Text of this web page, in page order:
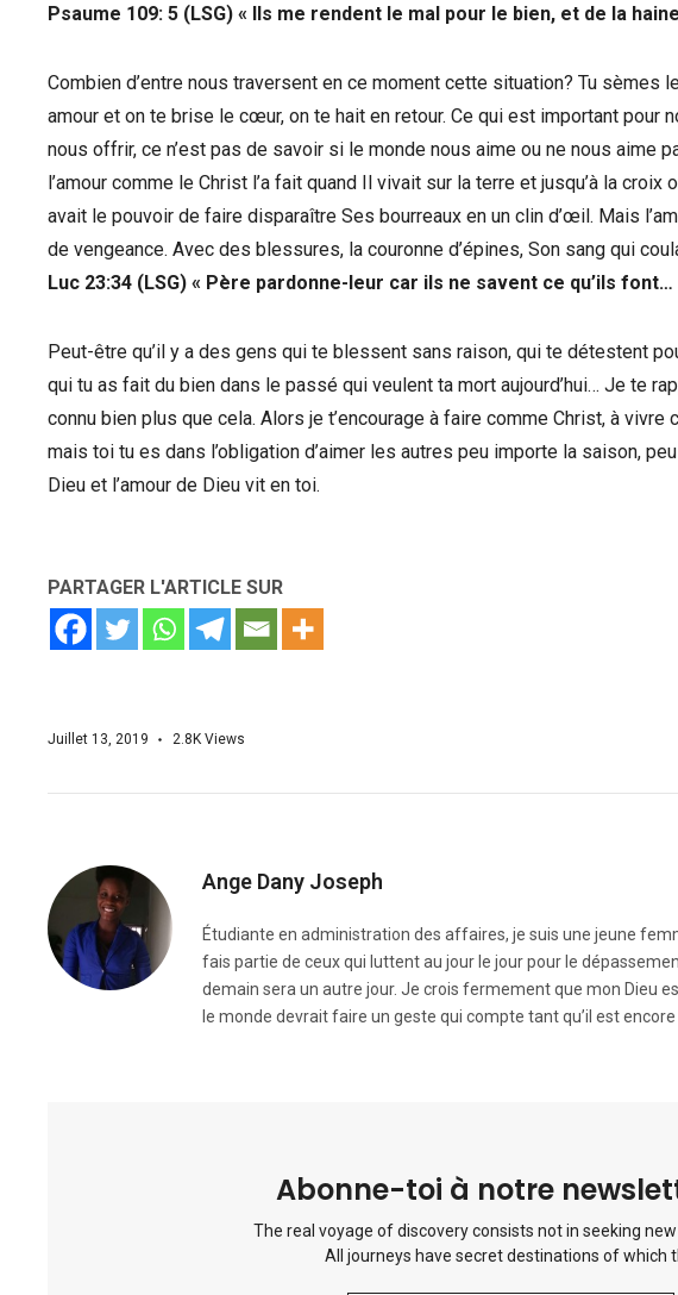
Psaume 109: 5 (LSG) « Ils me rendent le mal pour le bien, et de la
Combien d’entre nous traversent en ce moment cette situation? Tu sèmes
amour et on te brise le cœur, on te hait en retour. Ce qui est important pour
nous offrir, ce n’est pas de savoir si le monde nous aime ou ne nous aime
l’amour comme le Christ l’a fait quand Il vivait sur la terre et jusqu’à la
avait le pouvoir de faire disparaître Ses bourreaux en un clin d’œil. Mais
de vengeance. Avec des blessures, la couronne d’épines, Son sang qui
Luc 23:34 (LSG) « Père pardonne-leur car ils ne savent ce qu’ils font…
Peut-être qu’il y a des gens qui te blessent sans raison, qui te détestent
qui tu as fait du bien dans le passé qui veulent ta mort aujourd’hui… Je te
connu bien plus que cela. Alors je t’encourage à faire comme Christ, à
mais toi tu es dans l’obligation d’aimer les autres peu importe la saison,
Dieu et l’amour de Dieu vit en toi.
PARTAGER L'ARTICLE SUR
Juillet 13, 2019 2.8K Views
Ange Dany Joseph
Étudiante en administration des affaires, je suis une jeune
fais partie de ceux qui luttent au jour le jour pour le
demain sera un autre jour. Je crois fermement que mon Dieu
le monde devrait faire un geste qui compte tant qu’il est encore
Abonne-toi à notre
The real voyage of discovery consists not in seeking
All journeys have secret destinations of which